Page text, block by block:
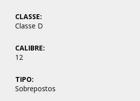
CLASSE:
Classe D
CALIBRE:
12
TIPO:
Sobrepostos